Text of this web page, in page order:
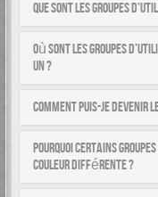
Que sont les groupes
Où sont les groupes
un ?
Comment puis-je devenir
Pourquoi certains
couleur différente ?